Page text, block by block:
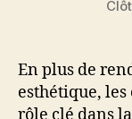
En plus de
esthétique,
rôle clé dans